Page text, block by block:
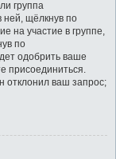
группа
ней, щёлкнув по
на участие в группе,
по
одобрить ваше
присоединиться.
отклонил ваш запрос;